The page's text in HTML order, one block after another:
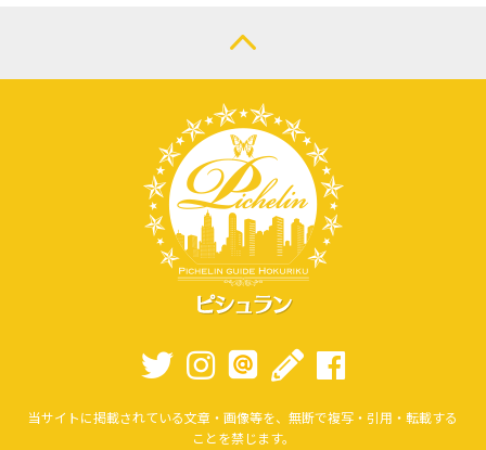
当サイトに掲載されている文章・画像等を、無断で複写・引用・転載する
ことを禁じます。